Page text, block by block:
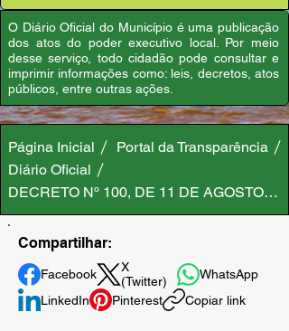
O Diário Oficial do Município é uma publicação
dos atos do poder executivo local. Por meio
desse serviço, todo cidadão pode consultar e
imprimir informações como: leis, decretos, atos
públicos, entre outras ações.
Página Inicial
Portal da Transparência
Diário Oficial
DECRETO Nº 100, DE 11 DE AGOSTO DE
Compartilhar:
Facebook
X
(Twitter)
WhatsApp
LinkedIn
Pinterest Copiar link